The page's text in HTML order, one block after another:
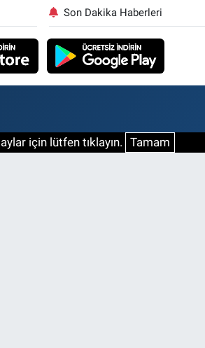
Son Dakika Haberleri
için lütfen tıklayın. Tamam